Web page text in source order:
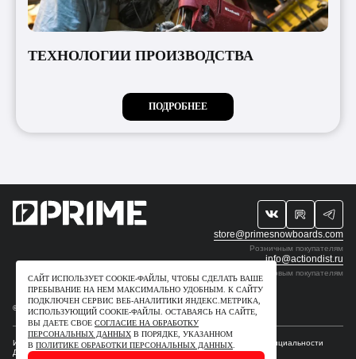
ТЕХНОЛОГИИ ПРОИЗВОДСТВА
ПОДРОБНЕЕ
САЙТ ИСПОЛЬЗУЕТ COOKIE-ФАЙЛЫ, ЧТОБЫ СДЕЛАТЬ ВАШЕ
ПРЕБЫВАНИЕ НА НЕМ МАКСИМАЛЬНО УДОБНЫМ. К САЙТУ
ПОДКЛЮЧЕН СЕРВИС ВЕБ-АНАЛИТИКИ ЯНДЕКС.МЕТРИКА,
ИСПОЛЬЗУЮЩИЙ СOOKIE-ФАЙЛЫ. ОСТАВАЯСЬ НА САЙТЕ,
ВЫ ДАЕТЕ СВОЕ СОГЛАСИЕ НА ОБРАБОТКУ
ПЕРСОНАЛЬНЫХ ДАННЫХ В ПОРЯДКЕ, УКАЗАННОМ
В ПОЛИТИКЕ ОБРАБОТКИ ПЕРСОНАЛЬНЫХ ДАННЫХ
store@primesnowboards.com
Розничным покупателям
info@actiondist.ru
Оптовым покупателям
© 2009-2026. ИП Рудчик Ю.В. Все права защищены.
Интеллектуальные праваДля правообладателейПолитика конфиденциальности
Договор–оферта